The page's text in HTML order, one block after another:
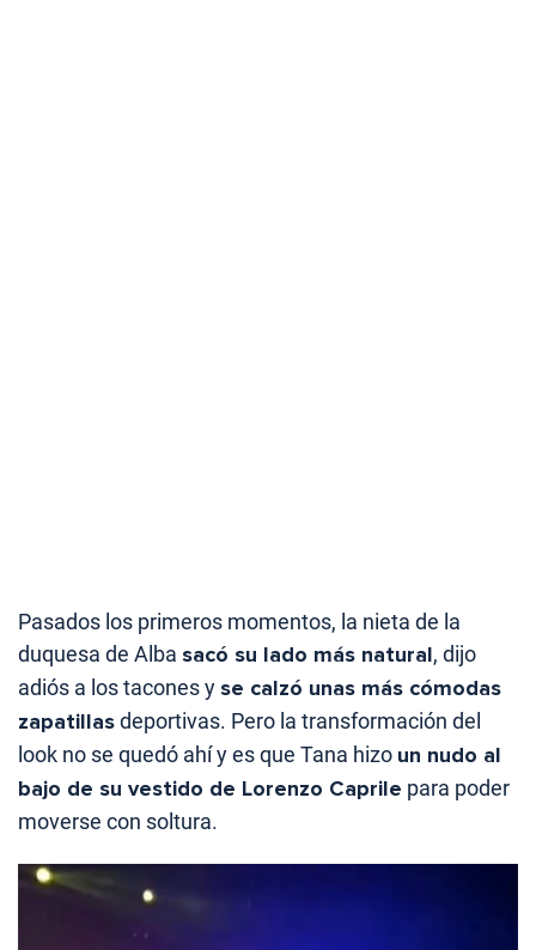
Pasados los primeros momentos, la nieta de la
duquesa de Alba sacó su lado más natural, dijo
adiós a los tacones y se calzó unas más cómodas
zapatillasdeportivas. Pero la transformación del
look no se quedó ahí y es que Tana hizo un nudo al
bajo de su vestido de Lorenzo Caprile para poder
moverse con soltura.